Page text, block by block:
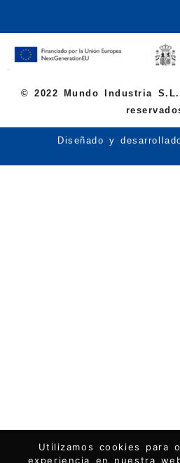
© 2022 Mundo Industria
Diseñado y
Utilizamos cookies para
experiencia en nuestra